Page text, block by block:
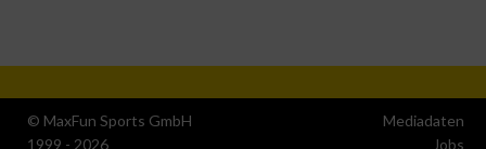
© MaxFun Sports GmbH
1999 - 2026
Mediadaten
Jobs